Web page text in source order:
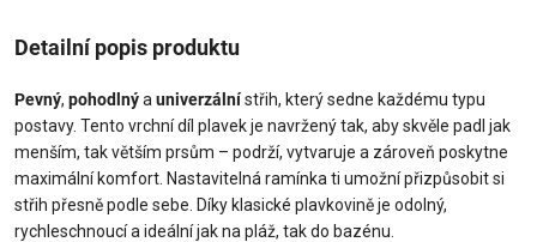
Detailní popis produktu
Pevný, pohodlnýa univerzálnístřih, který sedne každému typu
postavy. Tento vrchní díl plavek je navržený tak, aby skvěle padl jak
menším, tak větším prsům – podrží, vytvaruje a zároveň poskytne
maximální komfort. Nastavitelná ramínka ti umožní přizpůsobit si
střih přesně podle sebe. Díky klasické plavkovině je odolný,
rychleschnoucí a ideální jak na pláž, tak do bazénu.